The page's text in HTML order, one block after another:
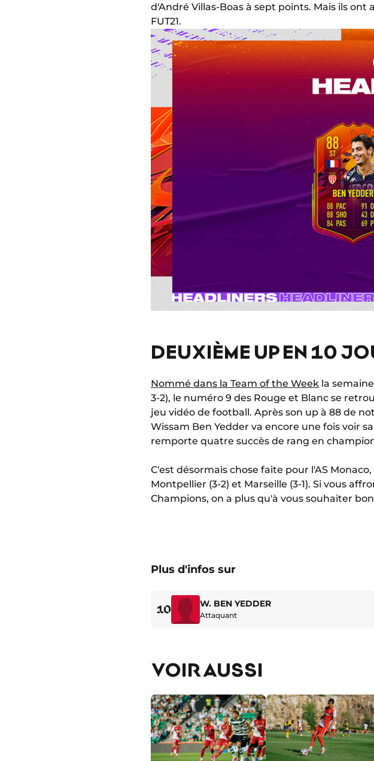
d'André Villas-Boas à sept points. Mais ils
FUT21.
DEUXIÈME UP EN 10
Nommé dans la Team of the Week la
3-2), le numéro 9 des Rouge et Blanc se
jeu vidéo de football. Après son up à 88 de
Wissam Ben Yedder va encore une fois voir
remporte quatre succès de rang en
C'est désormais chose faite pour l'AS
Montpellier (3-2) et Marseille (3-1). Si vous
Champions, on a plus qu'à vous souhaiter
Plus d'infos sur
10 W. BEN YEDDER
Attaquant
VOIR AUSSI